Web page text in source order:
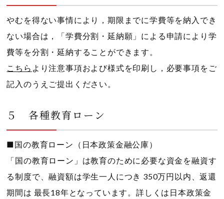
やむを得ない事情により，期限までに学費等を納入でき
ない場合は，「学費分割・延納願」による申請により学
費等を分割・延納することができます。
こちら より注意事項および様式を印刷し，必要事項をご
記入のうえご提出ください。
５ 各種教育ローン
■国の教育ローン（日本政策金融公庫）
「国の教育ローン」は教育のために必要な資金を融資す
る制度で、融資額は学生一人につき 350万円以内、返還
期間は 最長18年となっています。詳しくは日本政策金